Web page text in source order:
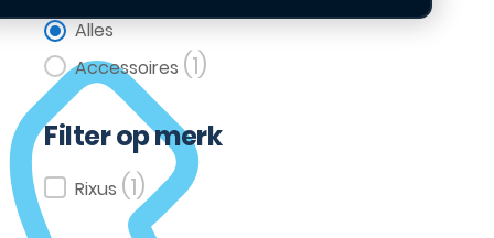
Filter op categorie
Alles
Accessoires (1)
Filter op merk
Filter op merk
Rixus (1)